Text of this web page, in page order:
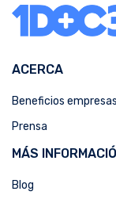
ACERCA
Beneficios empresas
Prensa
MÁS
Blog